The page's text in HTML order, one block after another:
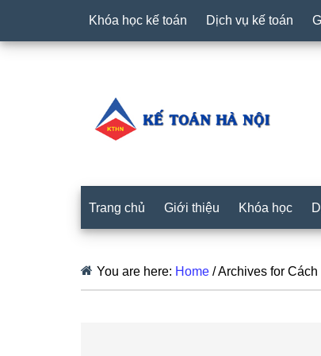
Khóa học kế toán Dịch vụ kế toán
Trang chủ Giới thiệu Khóa học
You are here: Home /Archives for Cách